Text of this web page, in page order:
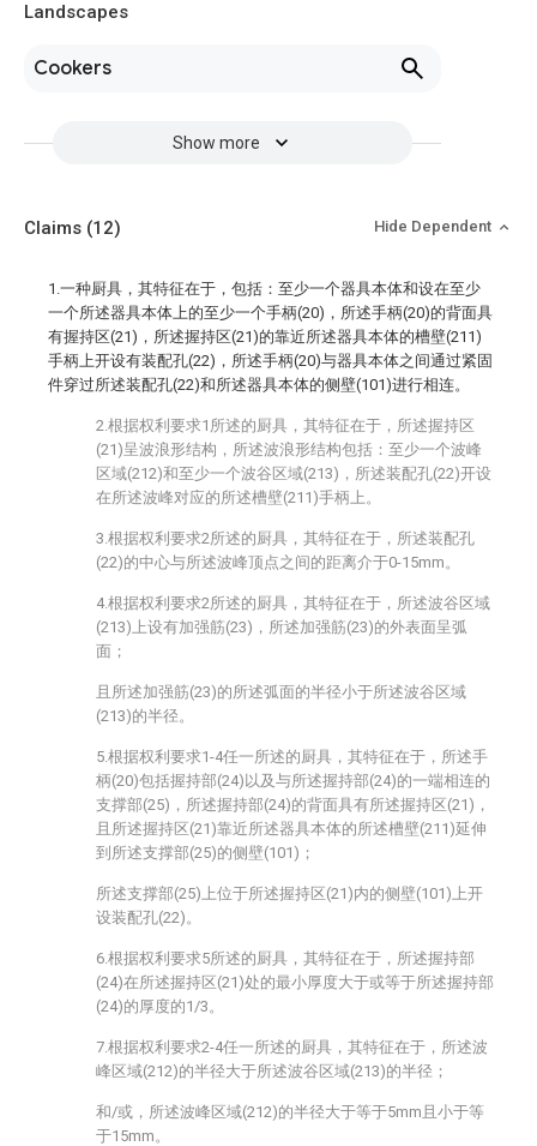
Landscapes
Cookers
Show more
Claims (12) Hide Dependent
1.一种厨具，其特征在于，包括：至少一个器具本体和设在至少
一个所述器具本体上的至少一个手柄(20)，所述手柄(20)的背面具
有握持区(21)，所述握持区(21)的靠近所述器具本体的槽壁(211)
手柄上开设有装配孔(22)，所述手柄(20)与器具本体之间通过紧固
件穿过所述装配孔(22)和所述器具本体的侧壁(101)进行相连。
2.根据权利要求1所述的厨具，其特征在于，所述握持区
(21)呈波浪形结构，所述波浪形结构包括：至少一个波峰
区域(212)和至少一个波谷区域(213)，所述装配孔(22)开设
在所述波峰对应的所述槽壁(211)手柄上。
3.根据权利要求2所述的厨具，其特征在于，所述装配孔
(22)的中心与所述波峰顶点之间的距离介于0-15mm。
4.根据权利要求2所述的厨具，其特征在于，所述波谷区域
(213)上设有加强筋(23)，所述加强筋(23)的外表面呈弧
面；
且所述加强筋(23)的所述弧面的半径小于所述波谷区域
(213)的半径。
5.根据权利要求1-4任一所述的厨具，其特征在于，所述手
柄(20)包括握持部(24)以及与所述握持部(24)的一端相连的
支撑部(25)，所述握持部(24)的背面具有所述握持区(21)，
且所述握持区(21)靠近所述器具本体的所述槽壁(211)延伸
到所述支撑部(25)的侧壁(101)；
所述支撑部(25)上位于所述握持区(21)内的侧壁(101)上开
设装配孔(22)。
6.根据权利要求5所述的厨具，其特征在于，所述握持部
(24)在所述握持区(21)处的最小厚度大于或等于所述握持部
(24)的厚度的1/3。
7.根据权利要求2-4任一所述的厨具，其特征在于，所述波
峰区域(212)的半径大于所述波谷区域(213)的半径；
和/或，所述波峰区域(212)的半径大于等于5mm且小于等
于15mm。